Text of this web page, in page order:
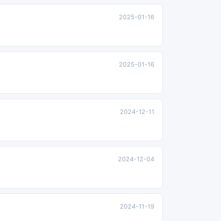
2025-01-16
2025-01-16
2024-12-11
2024-12-04
2024-11-19